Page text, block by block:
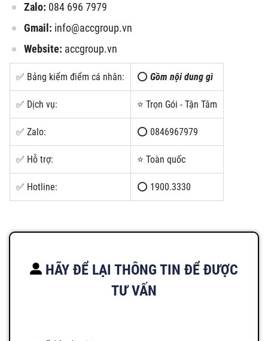
Zalo: 084 696 7979
Gmail: info@accgroup.vn
Website: accgroup.vn
✅ Bảng kiểm điểm cá nhân: ⭕ Gồm nội dung gì
✅ Dịch vụ: ⭐ Trọn Gói - Tận Tâm
✅ Zalo: ⭕ 0846967979
✅ Hỗ trợ: ⭐ Toàn quốc
✅ Hotline: ⭕ 1900.3330
HÃY ĐỂ LẠI THÔNG TIN ĐỂ ĐƯỢC
TƯ VẤN